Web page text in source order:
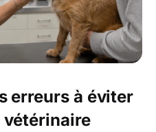
erreurs à éviter
vétérinaire